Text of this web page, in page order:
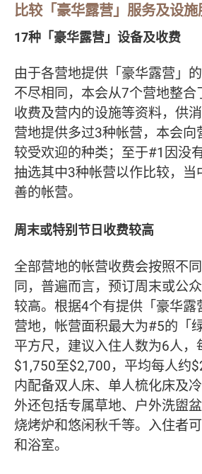
比较「豪华露营」服务及设
17种「豪华露营」设备及收费
由于各营地提供「豪华露营」
不尽相同，本会从7个营地整合
收费及营内的设施等资料，供
营地提供多过3种帐营，本会
较受欢迎的种类；至于#1因没
抽选其中3种帐营以作比较，当
善的帐营。
周末或特别节日收费较高
全部营地的帐营收费会按照不
同，普遍而言，预订周末或公
较高。根据4个有提供「豪华露
营地，帐营面积最大为#5的「
平方尺，建议入住人数为6人，
$1,750至$2,700，平均每人约
内配备双人床、单人梳化床及
外还包括专属草地、户外洗盥盆
烧烤炉和悠闲秋千等。入住者
和浴室。